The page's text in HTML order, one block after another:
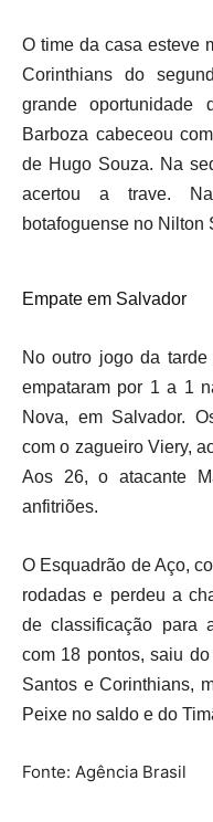
O time da casa esteve
Corinthians do
grande oportunidade
Barboza cabeceou
de Hugo Souza. Na
acertou a trave.
botafoguense no Nilton
Empate em Salvador
No outro jogo da
empataram por 1 a 1
Nova, em Salvador.
com o zagueiro Viery,
Aos 26, o atacante
anfitriões.
O Esquadrão de Aço,
rodadas e perdeu a
de classificação para
com 18 pontos, saiu
Santos e Corinthians,
Peixe no saldo e do
Fonte: Agência Brasil